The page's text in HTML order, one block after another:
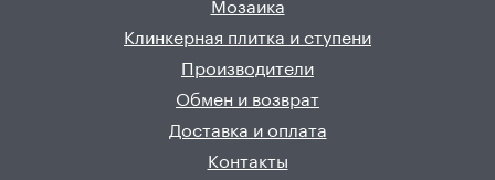
Мозаика
Клинкерная плитка и ступени
Производители
Обмен и возврат
Доставка и оплата
Контакты